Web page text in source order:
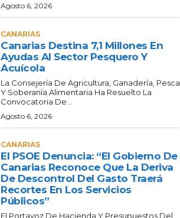
Agosto 6, 2026
CANARIAS
Canarias Destina 7,1 Millones En
Ayudas Al Sector Pesquero Y
Acuícola
La Consejería De Agricultura, Ganadería, Pesca
Y Soberanía Alimentaria Ha Resuelto La
Convocatoria De...
Agosto 6, 2026
CANARIAS
El PSOE Denuncia: “El Gobierno De
Canarias Reconoce Que La Deriva
De Descontrol Del Gasto Traerá
Recortes En Los Servicios
Públicos”
El Portavoz De Hacienda Y Presupuestos Del